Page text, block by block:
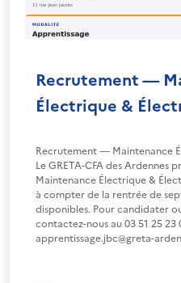
Recrutement —
Électrique &
Recrutement — Maintenance
Le GRETA-CFA des Ardennes
Maintenance Électrique &
à compter de la rentrée de
disponibles. Pour candidater
contactez-nous au 03 51 25 23
apprentissage.jbc@greta-